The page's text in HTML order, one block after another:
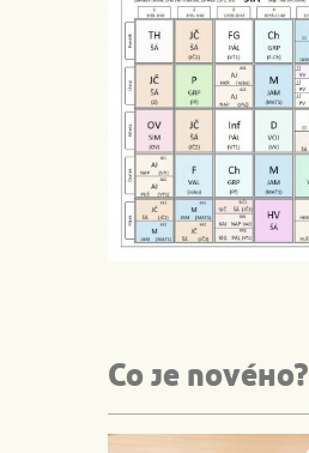
Co je nového?